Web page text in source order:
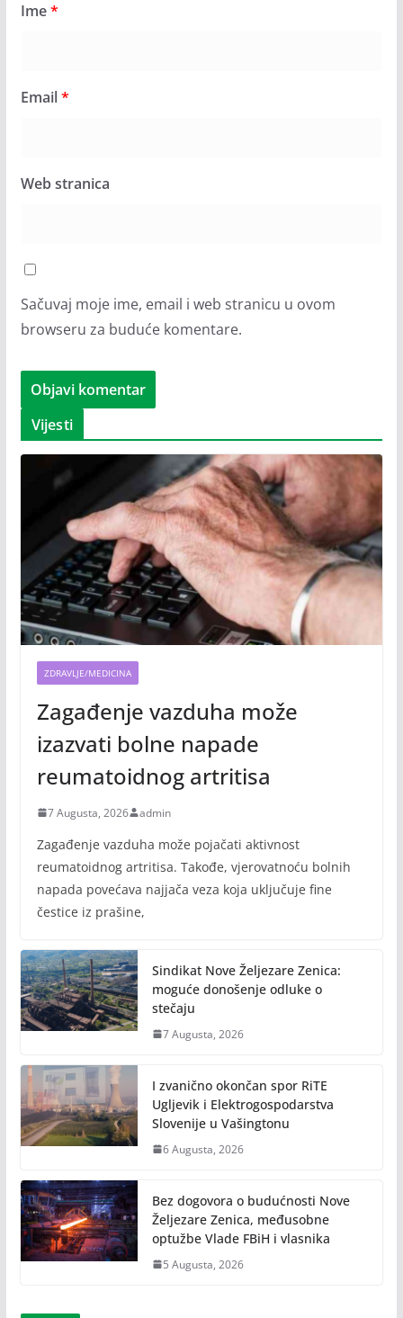
Ime*
Email*
Web stranica
Sačuvaj moje ime, email i web stranicu u ovom
browseru za buduće komentare.
Vijesti
ZDRAVLJE/MEDICINA
Zagađenje vazduha može
izazvati bolne napade
reumatoidnog artritisa
7 Augusta, 2026 admin
Zagađenje vazduha može pojačati aktivnost
reumatoidnog artritisa. Takođe, vjerovatnoću bolnih
napada povećava najjača veza koja uključuje fine
čestice iz prašine,
Sindikat Nove Željezare Zenica:
moguće donošenje odluke o
stečaju
7 Augusta, 2026
I zvanično okončan spor RiTE
Ugljevik i Elektrogospodarstva
Slovenije u Vašingtonu
6 Augusta, 2026
Bez dogovora o budućnosti Nove
Željezare Zenica, međusobne
optužbe Vlade FBiH i vlasnika
5 Augusta, 2026